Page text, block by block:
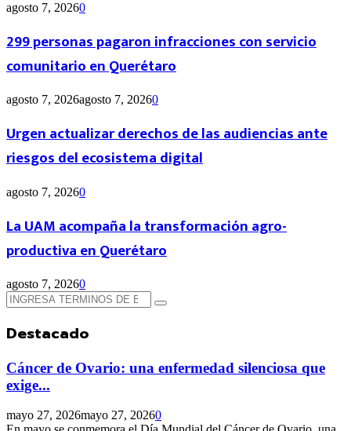
agosto 7, 20260
299 personas pagaron infracciones con servicio
comunitario en Querétaro
agosto 7, 2026agosto 7, 20260
Urgen actualizar derechos de las audiencias ante
riesgos del ecosistema digital
agosto 7, 20260
La UAM acompaña la transformación agro-
productiva en Querétaro
agosto 7, 20260
Búsqueda
de:
Búsqueda
Destacado
Cáncer de Ovario: una enfermedad silenciosa que
exige...
mayo 27, 2026mayo 27, 20260